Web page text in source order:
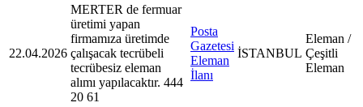
22.04.2026
MERTER de fermuar
üretimi yapan
firmamıza üretimde
çalışacak tecrübeli
tecrübesiz eleman
alımı yapılacaktır. 444
20 61
Posta
Gazetesi
Eleman
İlanı
İSTANBUL
Eleman /
Çeşitli
Eleman